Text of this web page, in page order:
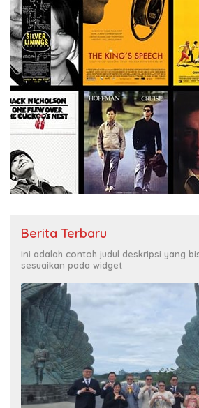
Berita Terbaru
Ini adalah contoh judul deskripsi yang
sesuaikan pada widget